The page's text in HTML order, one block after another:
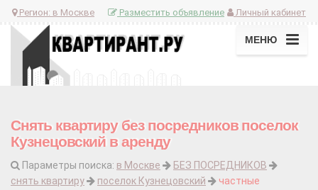
Регион: в Москве Личный кабинет
Разместить объявление
МЕНЮ
Снять квартиру без посредников поселок
Кузнецовский в аренду
Параметры поиска: в Москве
БЕЗ ПОСРЕДНИКОВ
снять квартиру
поселок Кузнецовский
частные